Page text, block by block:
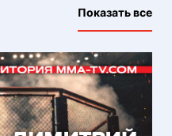
Показать все